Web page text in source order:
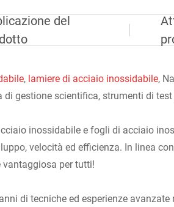
del
, lamiere di acciaio inossidabile,
gestione scientifica, strumenti di
inossidabile e fogli di acciaio
velocità ed efficienza. In linea
vantaggiosa per tutti!
di tecniche ed esperienze